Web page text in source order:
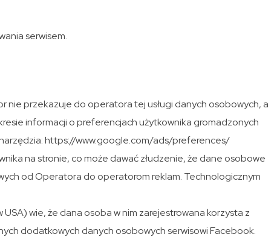
serwisem.
nie przekazuje do operatora tej usługi danych osobowych, a
informacji o preferencjach użytkownika gromadzonych
https://www.google.com/ads/preferences/
na stronie, co może dawać złudzenie, że dane osobowe
od Operatora do operatorom reklam. Technologicznym
wie, że dana osoba w nim zarejestrowana korzysta z
dodatkowych danych osobowych serwisowi Facebook.